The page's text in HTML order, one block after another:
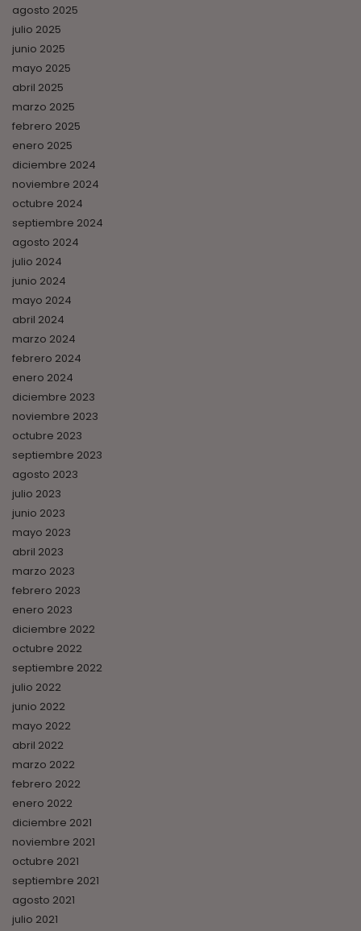
agosto 2025
julio 2025
junio 2025
mayo 2025
abril 2025
marzo 2025
febrero 2025
enero 2025
diciembre 2024
noviembre 2024
octubre 2024
septiembre 2024
agosto 2024
julio 2024
junio 2024
mayo 2024
abril 2024
marzo 2024
febrero 2024
enero 2024
diciembre 2023
noviembre 2023
octubre 2023
septiembre 2023
agosto 2023
julio 2023
junio 2023
mayo 2023
abril 2023
marzo 2023
febrero 2023
enero 2023
diciembre 2022
octubre 2022
septiembre 2022
julio 2022
junio 2022
mayo 2022
abril 2022
marzo 2022
febrero 2022
enero 2022
diciembre 2021
noviembre 2021
octubre 2021
septiembre 2021
agosto 2021
julio 2021